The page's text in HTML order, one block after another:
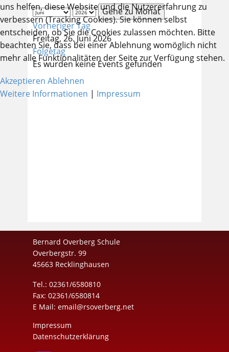
Gehe zu Monat
Vorheriger Tag
Freitag, 26. Juni 2026
Folgetag
Es wurden keine Events gefunden
Bernard Overberg Schule
Overbergstr. 99
45663 Recklinghausen
Tel.: 02361/6580810
Fax: 02361/6580814
E Mail: email@rsoverberg.net
Impressum
Datenschutzerklärung
uns helfen, diese Website und die Nutzererfahrung zu
verbessern (Tracking Cookies). Sie können selbst
entscheiden, ob Sie die Cookies zulassen möchten. Bitte
beachten Sie, dass bei einer Ablehnung womöglich nicht
mehr alle Funktionalitäten der Seite zur Verfügung stehen.
Akzeptieren Ablehnen
Weitere Informationen | Impressum